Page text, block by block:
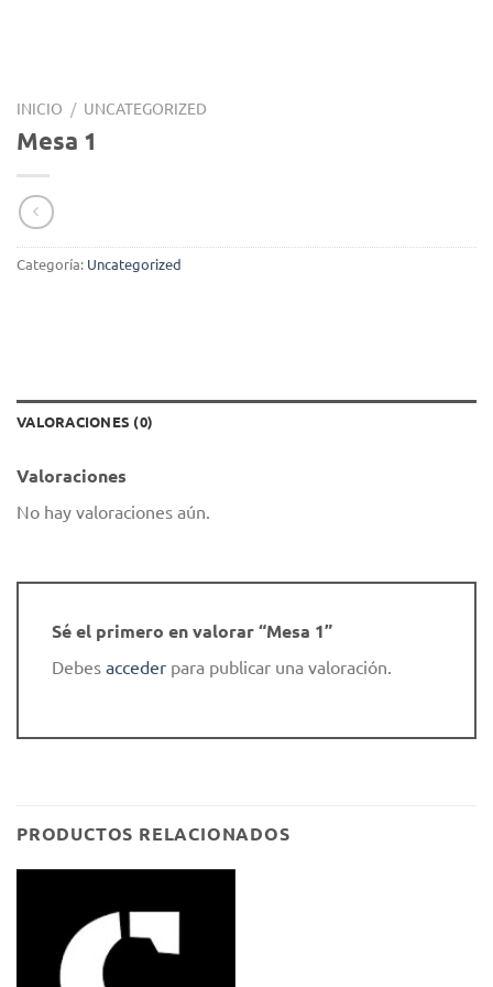
INICIO / UNCATEGORIZED
Mesa 1
Categoría: Uncategorized
VALORACIONES (0)
Valoraciones
No hay valoraciones aún.
Sé el primero en valorar “Mesa 1”
Debes acceder para publicar una valoración.
PRODUCTOS RELACIONADOS